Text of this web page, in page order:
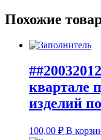
Похожие
квартале
изделий
100,00 ₽ В